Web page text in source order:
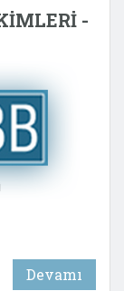
-
Devamı